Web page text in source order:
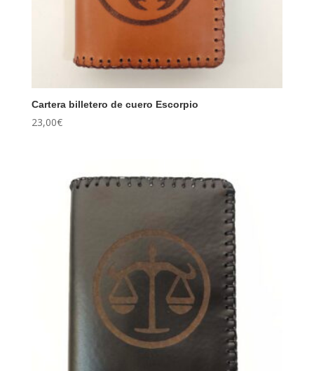
Cartera billetero de cuero Escorpio
23,00€